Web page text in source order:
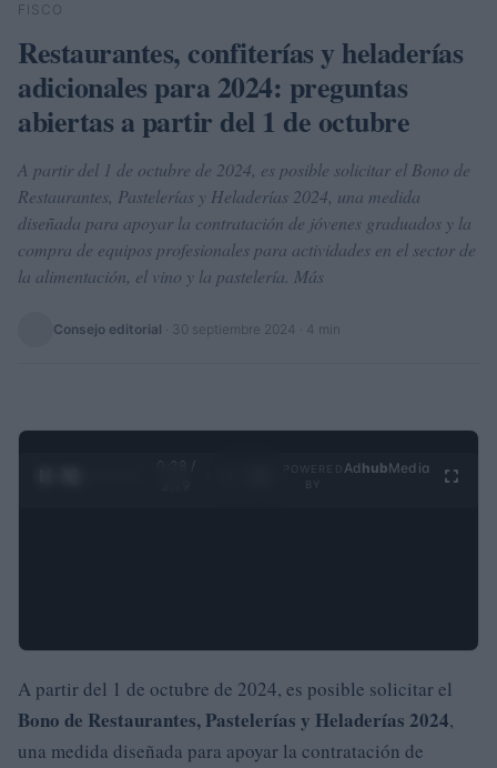
Buscar
FISCO
Restaurantes, confiterías y heladerías
adicionales para 2024: preguntas
abiertas a partir del 1 de octubre
A partir del 1 de octubre de 2024, es posible solicitar el Bono de
Restaurantes, Pastelerías y Heladerías 2024, una medida
diseñada para apoyar la contratación de jóvenes graduados y la
compra de equipos profesionales para actividades en el sector de
la alimentación, el vino y la pastelería. Más
Consejo editorial 30 septiembre 2024 · 4 min
0:29 /
Ad hubMedia
A partir del 1 de octubre de 2024, es posible solicitar el
Bono de Restaurantes, Pastelerías y Heladerías 2024,
una medida diseñada para apoyar la contratación de